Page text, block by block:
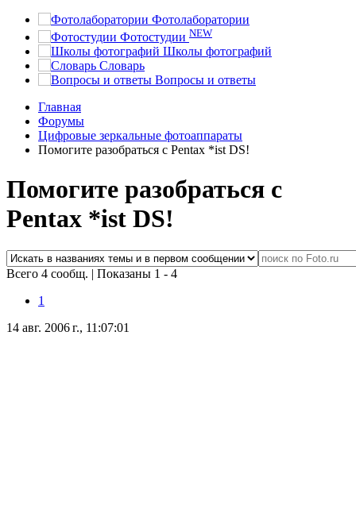
Фотолаборатории
Фотостудии NEW
Школы фотографий
Словарь
Вопросы и ответы
Главная
Форумы
Цифровые зеркальные фотоаппараты
Помогите разобраться с Pentax *ist DS!
Помогите разобраться с
Pentax *ist DS!
Всего 4 сообщ. | Показаны 1 - 4
1
14 авг. 2006 г., 11:07:01